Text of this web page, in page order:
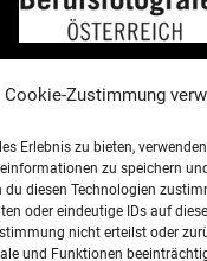
Cookie-Zustimmung
Erlebnis zu bieten,
zu speichern
du diesen Technologien
oder eindeutige IDs auf
nicht erteilst oder
und Funktionen